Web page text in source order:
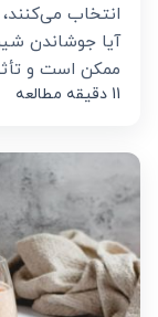
انتخاب
آیا جوشاندن
ممکن است و
11 دقیقه مطالعه